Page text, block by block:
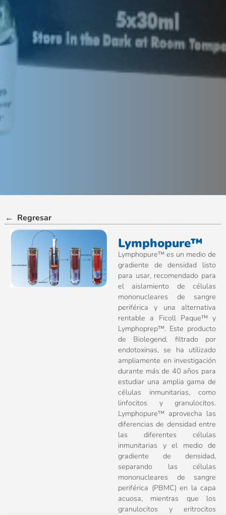
← Regresar
Lymphopure™
Lymphopure™ es un medio de
gradiente de densidad listo
para usar, recomendado para
el aislamiento de células
mononucleares de sangre
periférica y una alternativa
rentable a Ficoll Paque™ y
Lymphoprep™. Este producto
de Biolegend, filtrado por
endotoxinas, se ha utilizado
ampliamente en investigación
durante más de 40 años para
estudiar una amplia gama de
células inmunitarias, como
linfocitos y granulocitos.
Lymphopure™ aprovecha las
diferencias de densidad entre
las diferentes células
inmunitarias y el medio de
gradiente de densidad,
separando las células
mononucleares de sangre
periférica (PBMC) en la capa
acuosa, mientras que los
granulocitos y eritrocitos